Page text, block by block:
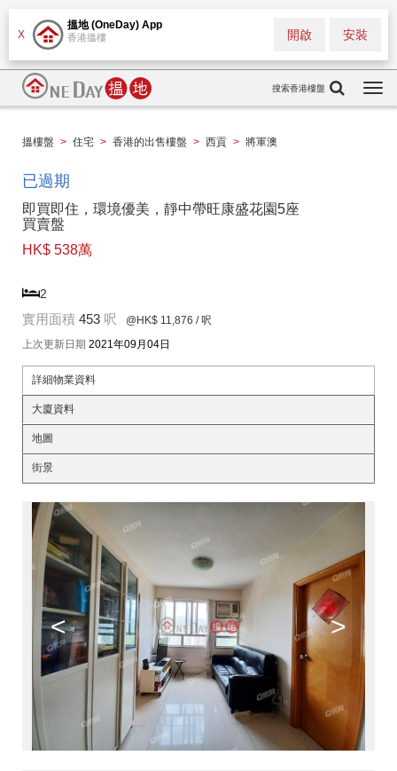
X
搵地 (OneDay) App
香港搵樓 安裝
開啟
搜索香港樓盤
搵樓盤 > 住宅 > 香港的出售樓盤 > 西貢 > 將軍澳
已過期
即買即住，環境優美，靜中帶旺康盛花園5座
買賣盤
HK$ 538萬
2
實用面積 453 呎 @HK$ 11,876 / 呎
上次更新日期 2021年09月04日
詳細物業資料
大廈資料
地圖
街景
< >